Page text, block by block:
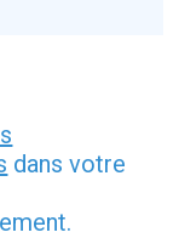
dans votre